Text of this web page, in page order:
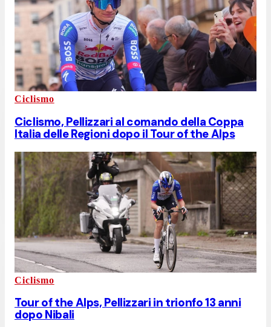
Ciclismo
Ciclismo, Pellizzari al comando della Coppa
Italia delle Regioni dopo il Tour of the Alps
Ciclismo
Tour of the Alps, Pellizzari in trionfo 13 anni
dopo Nibali